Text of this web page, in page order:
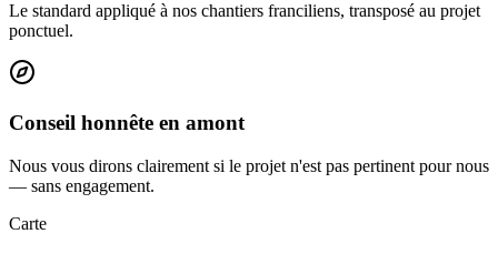
Le standard appliqué à nos chantiers franciliens, transposé au projet
ponctuel.
Conseil honnête en amont
Nous vous dirons clairement si le projet n'est pas pertinent pour nous
— sans engagement.
Carte